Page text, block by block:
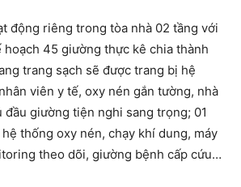
động riêng trong tòa nhà 02 tầng với
45 giường thực kê chia thành
trang sạch sẽ được trang bị hệ
viên y tế, oxy nén gắn tường, nhà
giường tiện nghi sang trọng; 01
thống oxy nén, chạy khí dung, máy
theo dõi, giường bệnh cấp cứu…